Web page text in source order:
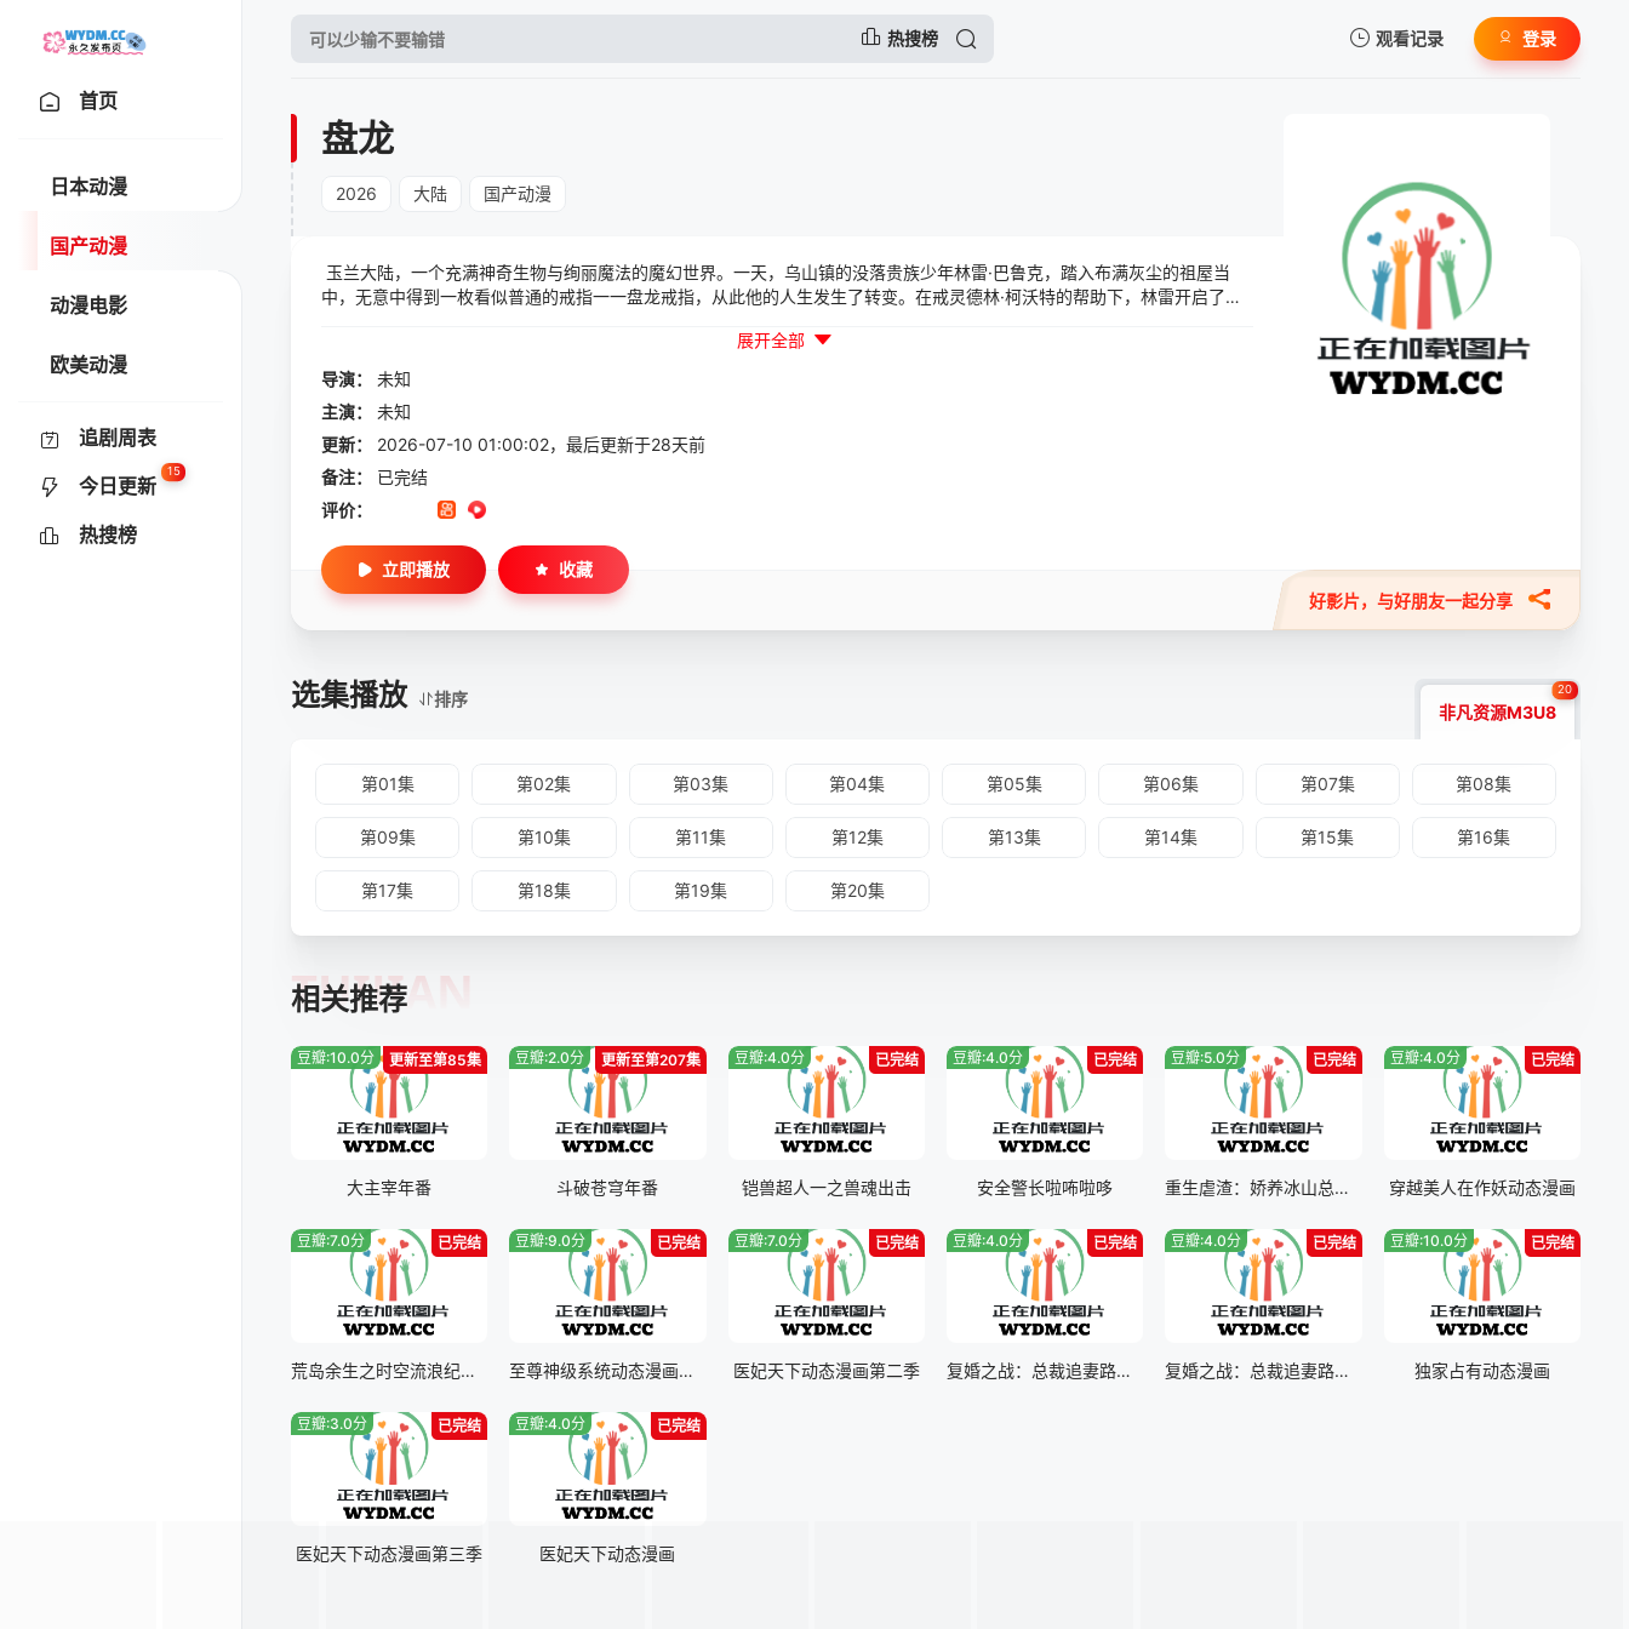
热搜榜 观看记录
暂无观看影片的记录
登录
首页
日本动漫
国产动漫
动漫电影
欧美动漫
追剧周表
今日更新
15
热搜榜
盘龙
2026 大陆 国产动漫
玉兰大陆，一个充满神奇生物与绚丽魔法的魔幻世界。一天，乌山镇的没落贵族少年林雷·巴鲁克，踏入布满灰尘的祖屋当
中，无意中得到一枚看似普通的戒指一一盘龙戒指，从此他的人生发生了转变。在戒灵德林·柯沃特的帮助下，林雷开启了自
次次游走于生死之间的磨砺中，一步步走向强者巅峰富有哲理的故事背景，引人深思，让你不禁回味无穷！
展开全部
导演：
未知
主演：
未知
更新：
2026-07-10 01:00:02，最后更新于28天前
备注：
已完结
评价：
好影片，与好朋友一起分享
立即播放 收藏
选集播放 排序
非凡资源M3U8
20
第01集 第02集 第03集 第04集 第05集 第06集 第07集 第08集
第09集 第10集 第11集 第12集 第13集 第14集 第15集 第16集
第17集 第18集 第19集 第20集
相关推荐
TUIJIAN
更新至第85集
豆瓣:10.0分
大主宰年番
更新至第207集
豆瓣:2.0分
斗破苍穹年番
已完结
豆瓣:4.0分
铠兽超人一之兽魂出击
已完结
豆瓣:4.0分
安全警长啦咘啦哆
已完结
豆瓣:5.0分
重生虐渣：娇养冰山总裁动态漫画
已完结
豆瓣:4.0分
穿越美人在作妖动态漫画
已完结
豆瓣:7.0分
荒岛余生之时空流浪纪动态漫画第一季
已完结
豆瓣:9.0分
至尊神级系统动态漫画第一季
已完结
豆瓣:7.0分
医妃天下动态漫画第二季
已完结
豆瓣:4.0分
复婚之战：总裁追妻路漫漫动态漫画第二季
已完结
豆瓣:4.0分
复婚之战：总裁追妻路漫漫动态漫画
已完结
豆瓣:10.0分
独家占有动态漫画
已完结
豆瓣:3.0分
医妃天下动态漫画第三季
已完结
豆瓣:4.0分
医妃天下动态漫画